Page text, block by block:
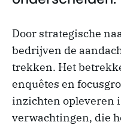
Door strategische
bedrijven de
trekken. Het
enquêtes en
inzichten opleveren
verwachtingen, die